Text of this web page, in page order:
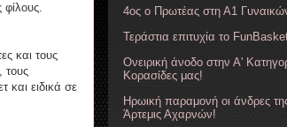
φίλους.
και τους
τους
και ειδικά σε
4ος ο Πρωτέας στη Α1
Τεράστια επιτυχία το
Ονειρική άνοδο στην Α'
Κορασίδες μας!
Ηρωική παραμονή οι άνδρες
Άρτεμις Αχαρνών!